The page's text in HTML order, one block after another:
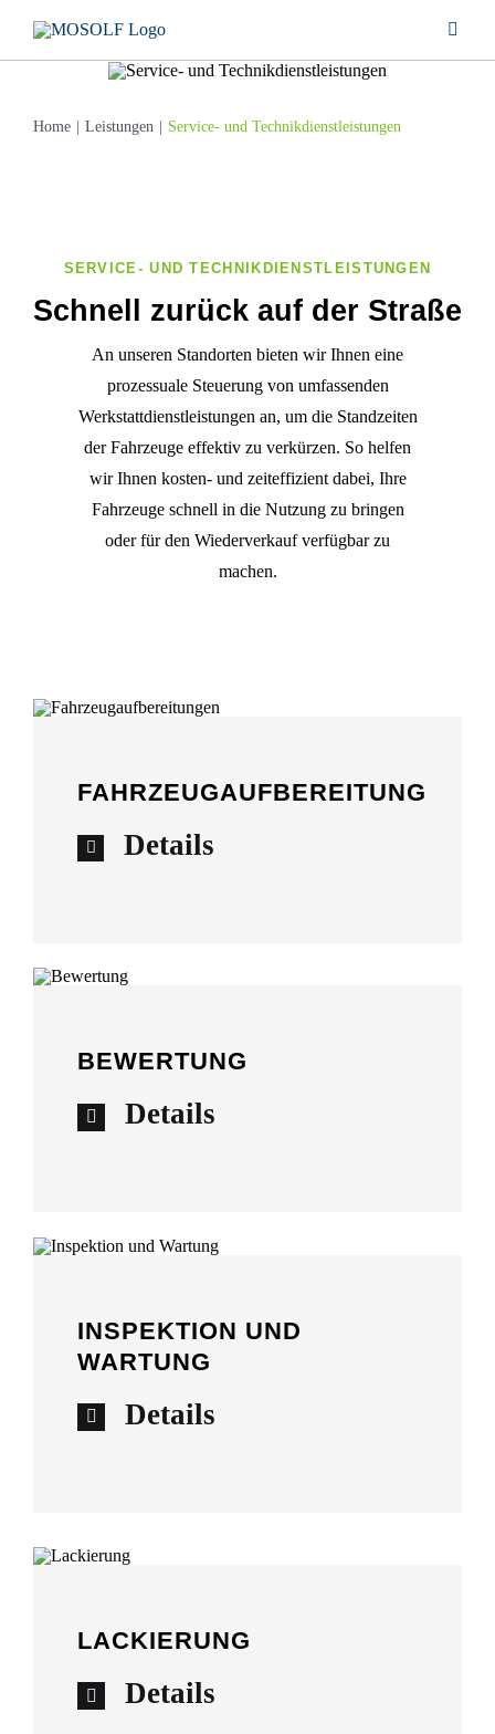
Inhalt
Toggle
KARRIERE
PRESSE
DOWNLOAD
Home Leistungen Service- und Technikdienstleistungen
SERVICE- UND TECHNIKDIENSTLEISTUNGEN
Schnell zurück auf der Straße
An unseren Standorten bieten wir Ihnen eine
prozessuale Steuerung von umfassenden
Werkstattdienstleistungen an, um die Standzeiten
der Fahrzeuge effektiv zu verkürzen. So helfen
wir Ihnen kosten- und zeiteffizient dabei, Ihre
Fahrzeuge schnell in die Nutzung zu bringen
oder für den Wiederverkauf verfügbar zu
machen.
FAHRZEUGAUFBEREITUNG
Details
BEWERTUNG
Details
INSPEKTION UND
WARTUNG
Details
LACKIERUNG
Details